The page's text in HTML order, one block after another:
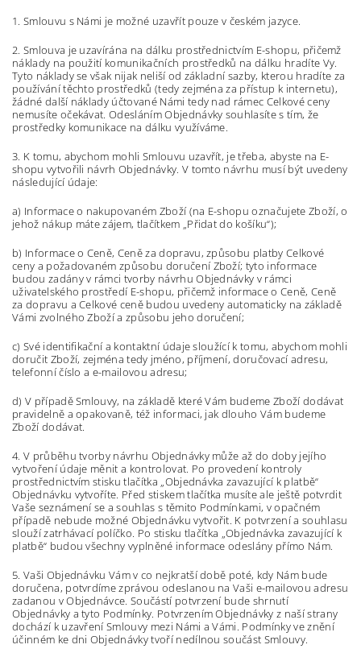
1. Smlouvu s Námi je možné uzavřít pouze v českém jazyce.
2. Smlouva je uzavírána na dálku prostřednictvím E-shopu, přičemž
náklady na použití komunikačních prostředků na dálku hradíte Vy.
Tyto náklady se však nijak neliší od základní sazby, kterou hradíte za
používání těchto prostředků (tedy zejména za přístup k internetu),
žádné další náklady účtované Námi tedy nad rámec Celkové ceny
nemusíte očekávat. Odesláním Objednávky souhlasíte s tím, že
prostředky komunikace na dálku využíváme.
3. K tomu, abychom mohli Smlouvu uzavřít, je třeba, abyste na E-
shopu vytvořili návrh Objednávky. V tomto návrhu musí být uvedeny
následující údaje:
a) Informace o nakupovaném Zboží (na E-shopu označujete Zboží, o
jehož nákup máte zájem, tlačítkem „Přidat do košíku“);
b) Informace o Ceně, Ceně za dopravu, způsobu platby Celkové
ceny a požadovaném způsobu doručení Zboží; tyto informace
budou zadány v rámci tvorby návrhu Objednávky v rámci
uživatelského prostředí E-shopu, přičemž informace o Ceně, Ceně
za dopravu a Celkové ceně budou uvedeny automaticky na základě
Vámi zvolného Zboží a způsobu jeho doručení;
c) Své identifikační a kontaktní údaje sloužící k tomu, abychom mohli
doručit Zboží, zejména tedy jméno, příjmení, doručovací adresu,
telefonní číslo a e-mailovou adresu;
d) V případě Smlouvy, na základě které Vám budeme Zboží dodávat
pravidelně a opakovaně, též informaci, jak dlouho Vám budeme
Zboží dodávat.
4. V průběhu tvorby návrhu Objednávky může až do doby jejího
vytvoření údaje měnit a kontrolovat. Po provedení kontroly
prostřednictvím stisku tlačítka „Objednávka zavazující k platbě“
Objednávku vytvoříte. Před stiskem tlačítka musíte ale ještě potvrdit
Vaše seznámení se a souhlas s těmito Podmínkami, v opačném
případě nebude možné Objednávku vytvořit. K potvrzení a souhlasu
slouží zatrhávací políčko. Po stisku tlačítka „Objednávka zavazující k
platbě“ budou všechny vyplněné informace odeslány přímo Nám.
5. Vaši Objednávku Vám v co nejkratší době poté, kdy Nám bude
doručena, potvrdíme zprávou odeslanou na Vaši e-mailovou adresu
zadanou v Objednávce. Součástí potvrzení bude shrnutí
Objednávky a tyto Podmínky. Potvrzením Objednávky z naší strany
dochází k uzavření Smlouvy mezi Námi a Vámi. Podmínky ve znění
účinném ke dni Objednávky tvoří nedílnou součást Smlouvy.